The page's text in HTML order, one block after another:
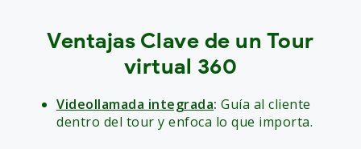
Ventajas Clave de un Tour
virtual 360
Videollamada integrada: Guía al cliente
dentro del tour y enfoca lo que importa.